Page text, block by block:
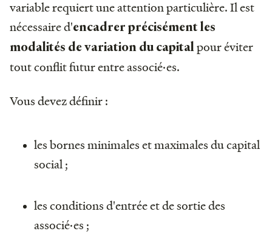
variable requiert une attention particulière. Il est
nécessaire d'encadrer précisément les
modalités de variation du capital pour éviter
tout conflit futur entre associé·es.
Vous devez définir :
les bornes minimales et maximales du capital
social ;
les conditions d'entrée et de sortie des
associé·es ;